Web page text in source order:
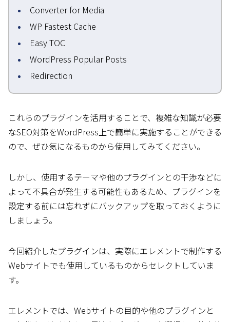
Converter for Media
WP Fastest Cache
Easy TOC
WordPress Popular Posts
Redirection
これらのプラグインを活用することで、複雑な知識が必要
なSEO対策をWordPress上で簡単に実施することができる
ので、ぜひ気になるものから使用してみてください。
しかし、使用するテーマや他のプラグインとの干渉などに
よって不具合が発生する可能性もあるため、プラグインを
設定する前には忘れずにバックアップを取っておくように
しましょう。
今回紹介したプラグインは、実際にエレメントで制作する
Webサイトでも使用しているものからセレクトしていま
す。
エレメントでは、Webサイトの目的や他のプラグインと